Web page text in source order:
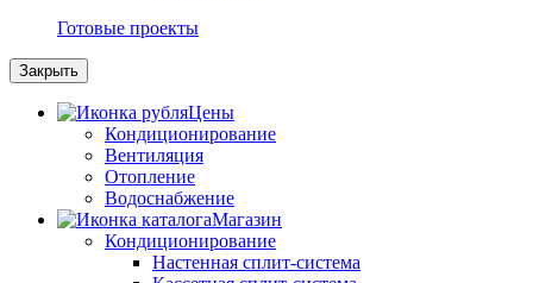
Готовые проекты
Закрыть
Цены
Кондиционирование
Вентиляция
Отопление
Водоснабжение
Магазин
Кондиционирование
Настенная сплит-система